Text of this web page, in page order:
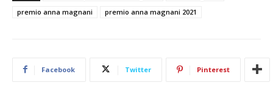
premio anna magnani
premio anna magnani 2021
Facebook Twitter Pinterest